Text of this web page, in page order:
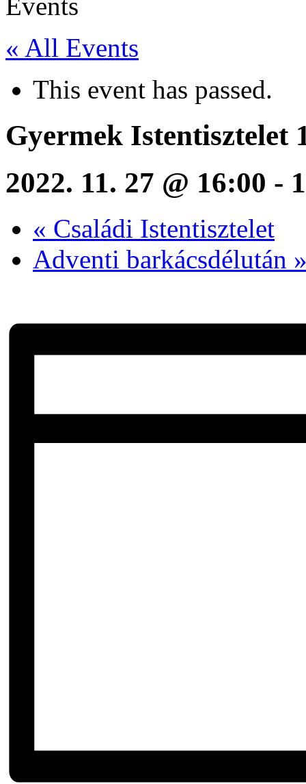
« All Events
This event has passed.
Gyermek Istentisztelet
2022. 11. 27 @ 16:00 -
« Családi Istentisztelet
Adventi barkácsdélután